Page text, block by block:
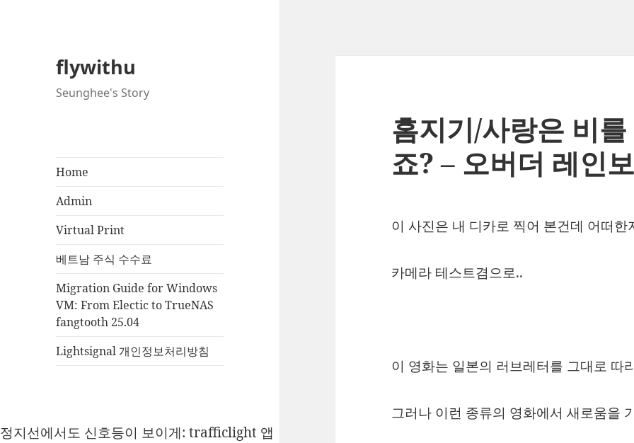
flywithu
Seunghee's Story
Home
Admin
Virtual Print
베트남 주식 수수료
Migration Guide for Windows
VM: From Electic to TrueNAS
fangtooth 25.04
Lightsignal 개인정보처리방침
정지선에서도 신호등이 보이게: trafficlight 앱
홈지기/사랑은 비
죠? – 오버더 레인
이 사진은 내 디카로 찍어 본건데 어떠한
카메라 테스트겸으로..
이 영화는 일본의 러브레터를 그대로 따
그러나 이런 종류의 영화에서 새로움을